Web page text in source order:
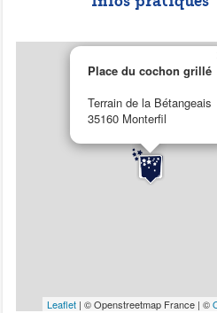
Place du cochon grillé
Terrain de la Bétangeais
35160 Monterfil
Leaflet| © Openstreetmap France | ©